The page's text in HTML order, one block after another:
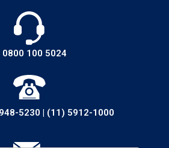
0800 100 5024
5230 | (11) 5912-1000